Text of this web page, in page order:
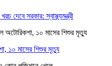
দেবে সরকার: স্বাস্থ্যমন্ত্রী
১০ মাসের শিশুর মৃত্যু